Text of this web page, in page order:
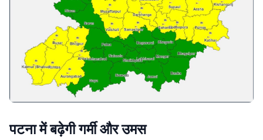
पटना में बढ़ेगी गर्मी और उमस